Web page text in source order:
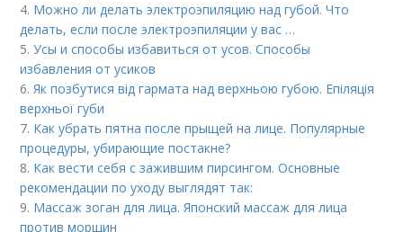
4. Можно ли делать электроэпиляцию над губой. Что
делать, если после электроэпиляции у вас …
5.Усы и способы избавиться от усов. Способы
избавления от усиков
6.Як позбутися від гармата над верхньою губою. Епіляція
верхньої губи
7. Как убрать пятна после прыщей на лице. Популярные
процедуры, убирающие постакне?
8. Как вести себя с зажившим пирсингом. Основные
рекомендации по уходу выглядят так:
9. Массаж зоган для лица. Японский массаж для лица
против морщин